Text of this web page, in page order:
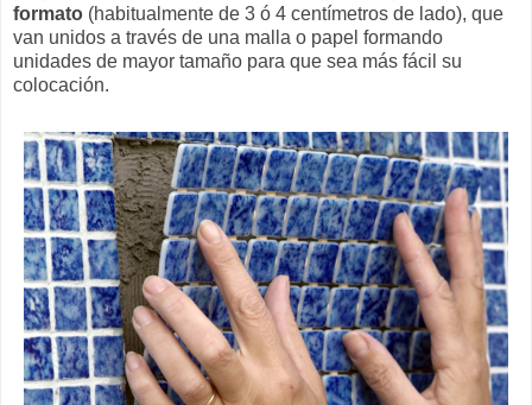
formato (habitualmente de 3 ó 4 centímetros de lado), que
van unidos a través de una malla o papel formando
unidades de mayor tamaño para que sea más fácil su
colocación.